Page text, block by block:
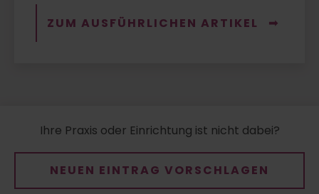
ZUM AUSFÜHRLICHEN ARTIKEL
Ihre Praxis oder Einrichtung ist nicht dabei?
NEUEN EINTRAG VORSCHLAGEN